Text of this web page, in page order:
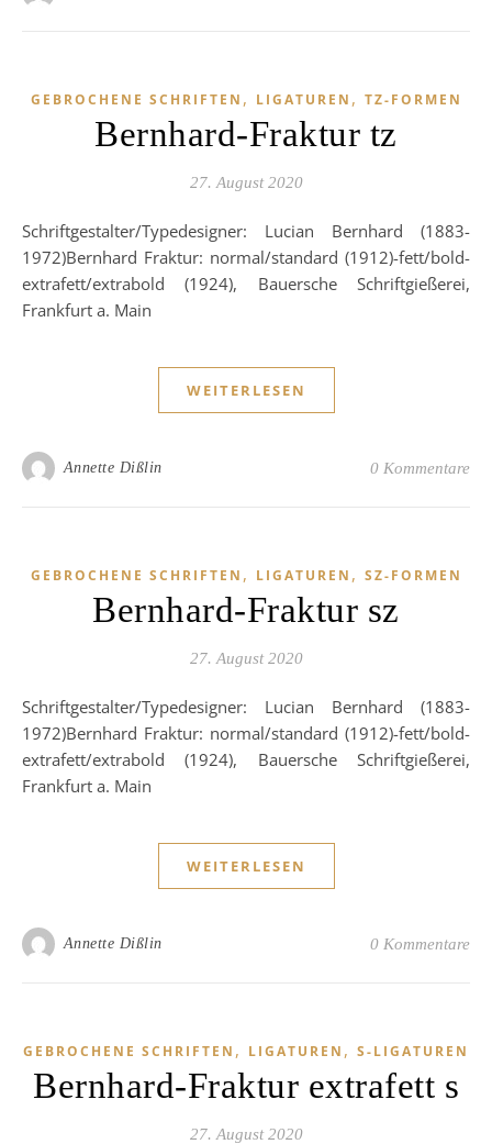
GEBROCHENE SCHRIFTEN , LIGATUREN , TZ-FORMEN
Bernhard-Fraktur tz
27. August 2020
Schriftgestalter/Typedesigner: Lucian Bernhard (1883-
1972)Bernhard Fraktur: normal/standard (1912)-fett/bold-
extrafett/extrabold (1924), Bauersche Schriftgießerei,
Frankfurt a. Main
WEITERLESEN
Annette Dißlin 0 Kommentare
GEBROCHENE SCHRIFTEN , LIGATUREN , SZ-FORMEN
Bernhard-Fraktur sz
27. August 2020
Schriftgestalter/Typedesigner: Lucian Bernhard (1883-
1972)Bernhard Fraktur: normal/standard (1912)-fett/bold-
extrafett/extrabold (1924), Bauersche Schriftgießerei,
Frankfurt a. Main
WEITERLESEN
Annette Dißlin 0 Kommentare
GEBROCHENE SCHRIFTEN , LIGATUREN , S-LIGATUREN
Bernhard-Fraktur extrafett s
27. August 2020